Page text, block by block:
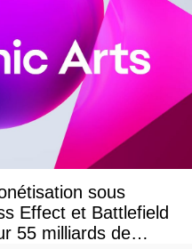
sous
Effect et Battlefield
55 milliards de